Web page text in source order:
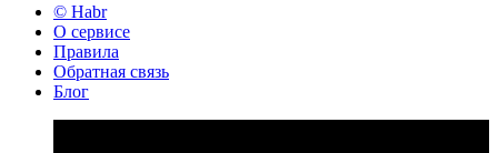
© Habr
О сервисе
Правила
Обратная связь
Блог